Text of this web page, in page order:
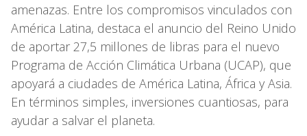
amenazas. Entre los compromisos vinculados con
América Latina, destaca el anuncio del Reino Unido
de aportar 27,5 millones de libras para el nuevo
Programa de Acción Climática Urbana (UCAP), que
apoyará a ciudades de América Latina, África y Asia.
En términos simples, inversiones cuantiosas, para
ayudar a salvar el planeta.